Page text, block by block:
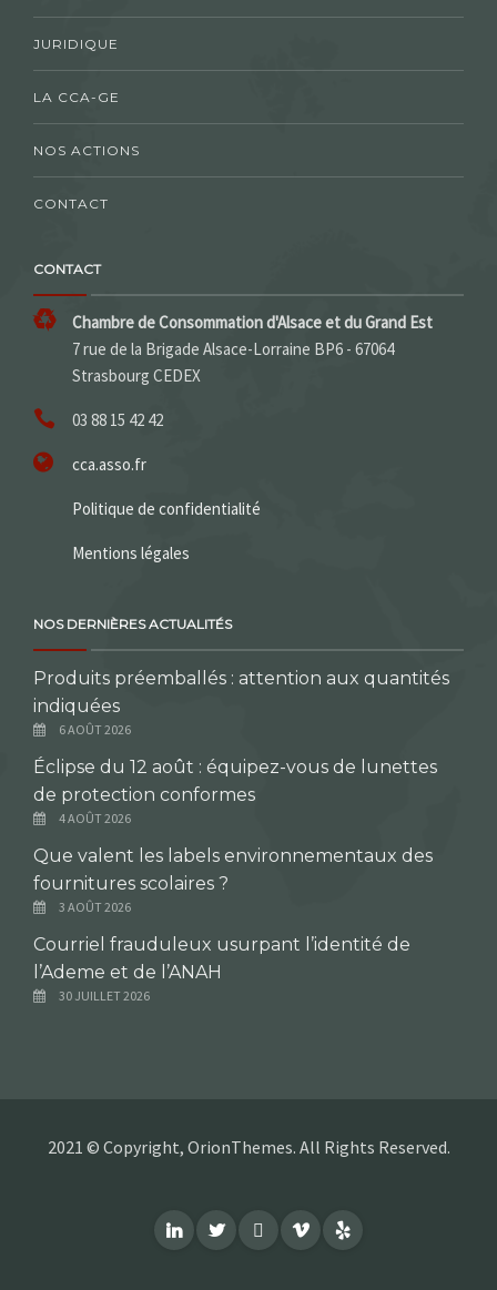
JURIDIQUE
LA CCA-GE
NOS ACTIONS
CONTACT
CONTACT
Chambre de Consommation d'Alsace et du Grand Est
7 rue de la Brigade Alsace-Lorraine BP6 - 67064
Strasbourg CEDEX
03 88 15 42 42
cca.asso.fr
Politique de confidentialité
Mentions légales
NOS DERNIÈRES ACTUALITÉS
Produits préemballés : attention aux quantités
indiquées
6 AOÛT 2026
Éclipse du 12 août : équipez-vous de lunettes
de protection conformes
4 AOÛT 2026
Que valent les labels environnementaux des
fournitures scolaires ?
3 AOÛT 2026
Courriel frauduleux usurpant l’identité de
l’Ademe et de l’ANAH
30 JUILLET 2026
2021 © Copyright, OrionThemes. All Rights Reserved.